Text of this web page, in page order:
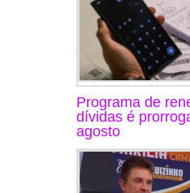
Programa de
dívidas é
agosto